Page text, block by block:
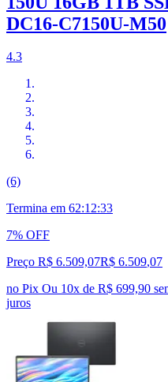
DC16-C7150U-M50
4.3
(6)
Termina em 62:12:32
7% OFF
Preço R$ 6.509,07R$ 6.509,07
no Pix Ou 10x de R$ 699,90
juros